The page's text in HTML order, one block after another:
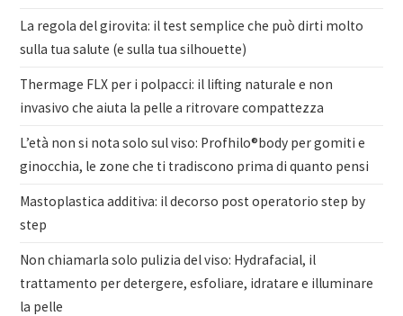
La regola del girovita: il test semplice che può dirti molto
sulla tua salute (e sulla tua silhouette)
Thermage FLX per i polpacci: il lifting naturale e non
invasivo che aiuta la pelle a ritrovare compattezza
L’età non si nota solo sul viso: Profhilo®body per gomiti e
ginocchia, le zone che ti tradiscono prima di quanto pensi
Mastoplastica additiva: il decorso post operatorio step by
step
Non chiamarla solo pulizia del viso: Hydrafacial, il
trattamento per detergere, esfoliare, idratare e illuminare
la pelle